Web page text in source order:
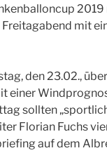
2019
mit
den 23.02.,
einer
sollten
Florian Fuchs
auf dem